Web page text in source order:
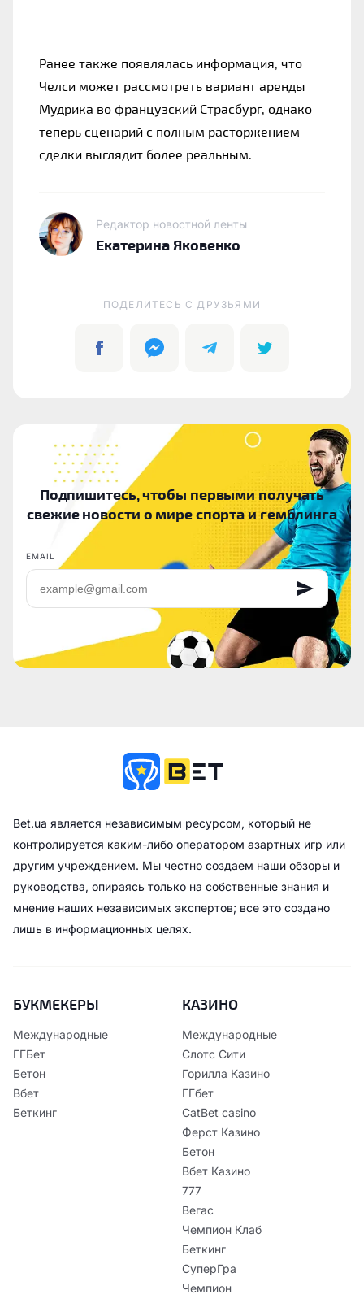
Ранее также появлялась информация, что
Челси может рассмотреть вариант аренды
Мудрика во французский Страсбург, однако
теперь сценарий с полным расторжением
сделки выглядит более реальным.
Редактор новостной ленты
Екатерина Яковенко
ПОДЕЛИТЕСЬ C ДРУЗЬЯМИ
Подпишитесь, чтобы первыми получать
свежие новости о мире спорта и гемблинга
EMAIL
Bet.ua является независимым ресурсом, который не
контролируется каким-либо оператором азартных игр или
другим учреждением. Мы честно создаем наши обзоры и
руководства, опираясь только на собственные знания и
мнение наших независимых экспертов; все это создано
лишь в информационных целях.
БУКМЕКЕРЫ
Международные
ГГБет
Бетон
Вбет
Беткинг
КАЗИНО
Международные
Слотс Сити
Горилла Казино
ГГбет
CatBet casino
Ферст Казино
Бетон
Вбет Казино
777
Вегас
Чемпион Клаб
Беткинг
СуперГра
Чемпион